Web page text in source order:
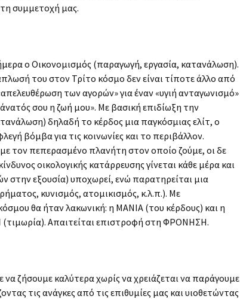
συμμετοχή μας.
ο Οικονομισμός (παραγωγή, εργασία, κατανάλωση).
του στον Τρίτο κόσμο δεν είναι τίποτε άλλο από
των αγορών» για έναν «υγιή ανταγωνισμό»
σου η ζωή μου». Με βασική επιδίωξη την
δηλαδή το κέρδος μια παγκόσμιας ελίτ, ο
βόμβα για τις κοινωνίες και το περιβάλλον.
τον πεπερασμένο πλανήτη στον οποίο ζούμε, οι δε
οικολογικής κατάρρευσης γίνεται κάθε μέρα και
εξουσία) υποχωρεί, ενώ παρατηρείται μια
κυνισμός, ατομικισμός, κ.λ.π.). Με
θα ήταν λακωνική: η ΜΑΝΙΑ (του κέρδους) και η
Απαιτείται επιστροφή στη ΦΡΟΝΗΣΗ.
ζήσουμε καλύτερα χωρίς να χρειάζεται να παράγουμε
τις ανάγκες από τις επιθυμίες μας και υιοθετώντας